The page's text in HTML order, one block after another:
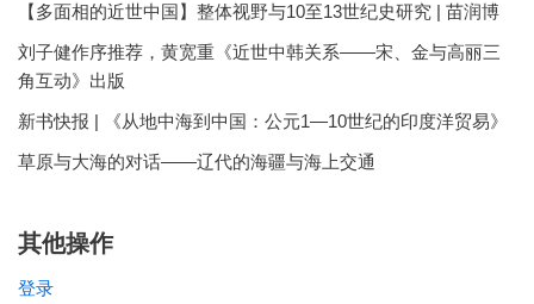
【多面相的近世中国】整体视野与10至13世纪史研究 | 苗润博
刘子健作序推荐，黄宽重《近世中韩关系——宋、金与高丽三
角互动》出版
新书快报 | 《从地中海到中国：公元1—10世纪的印度洋贸易》
草原与大海的对话——辽代的海疆与海上交通
其他操作
登录